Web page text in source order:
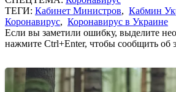
ТЕГИ: Кабинет Министров, Кабмин
Коронавирус, Коронавирус в Украине
Если вы заметили ошибку, выделите
нажмите Ctrl+Enter, чтобы сообщить об